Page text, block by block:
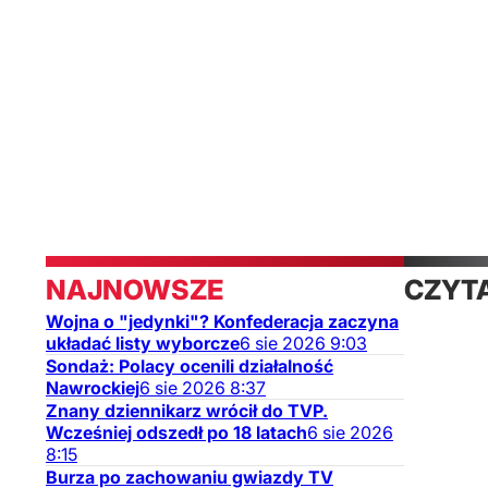
NAJNOWSZE
Wojna o "jedynki"? Konfederacja zaczyna
układać listy wyborcze6 sie 2026 9:03
Sondaż: Polacy ocenili działalność
Nawrockiej6 sie 2026 8:37
Znany dziennikarz wrócił do TVP.
Wcześniej odszedł po 18 latach6 sie 2026
8:15
Burza po zachowaniu gwiazdy TV